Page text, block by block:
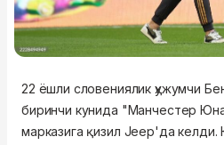
22 ёшли словениялик ҳужумчи
биринчи кунида "Манчестер
марказига қизил Jeep'да келди.